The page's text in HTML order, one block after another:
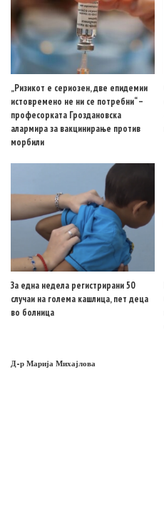
„Ризикот е сериозен, две епидемии
истовремено не ни се потребни“ –
професорката Гроздановска
алармира за вакцинирање против
морбили
За една недела регистрирани 50
случаи на голема кашлица, пет деца
во болница
Д-р Марија Михајлова